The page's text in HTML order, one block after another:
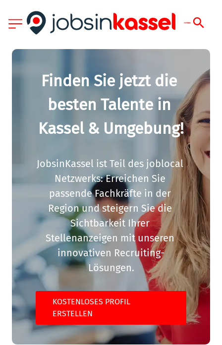
Finden Sie jetzt die
besten Talente in
Kassel & Umgebung!
JobsinKassel ist Teil des joblocal
Netzwerks: Erreichen Sie
passende Fachkräfte in der
Region und steigern Sie die
Sichtbarkeit Ihrer
Stellenanzeigen mit unseren
innovativen Recruiting-
Lösungen.
KOSTENLOSES PROFIL
ERSTELLEN